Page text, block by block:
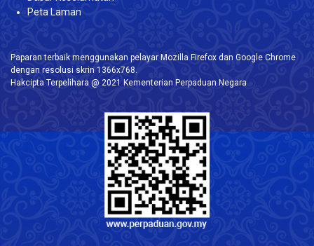
Peta Laman
Paparan terbaik menggunakan pelayar Mozilla Firefox dan Google Chrome
dengan resolusi skrin 1366x768.
Hakcipta Terpelihara @ 2021 Kementerian Perpaduan Negara